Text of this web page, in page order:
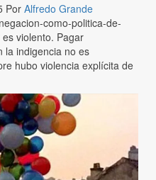
Por Alfredo Grande
como-politica-de-
violento. Pagar
la indigencia no es
hubo violencia explícita de